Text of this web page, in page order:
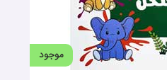
اسامی رنگ‌ها را به کودک آموزش
مشخص یا افزودن رنگ به
با ترکیب رنگ‌های گوناگون و
موجود